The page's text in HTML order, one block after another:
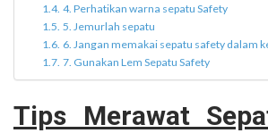
4. Perhatikan warna sepatu Safety
5. Jemurlah sepatu
6. Jangan memakai sepatu safety dalam
7. Gunakan Lem Sepatu Safety
Tips Merawat